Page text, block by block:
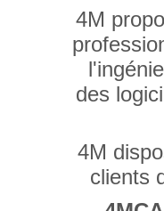
4M
des
4M
clients